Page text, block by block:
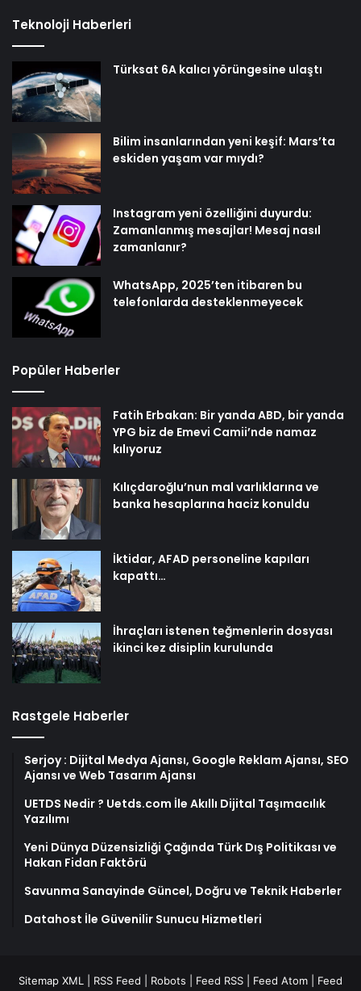
Teknoloji Haberleri
Türksat 6A kalıcı yörüngesine ulaştı
Bilim insanlarından yeni keşif: Mars’ta
eskiden yaşam var mıydı?
Instagram yeni özelliğini duyurdu:
Zamanlanmış mesajlar! Mesaj nasıl
zamanlanır?
WhatsApp, 2025’ten itibaren bu
telefonlarda desteklenmeyecek
Popüler Haberler
Fatih Erbakan: Bir yanda ABD, bir yanda
YPG biz de Emevi Camii’nde namaz
kılıyoruz
Kılıçdaroğlu’nun mal varlıklarına ve
banka hesaplarına haciz konuldu
İktidar, AFAD personeline kapıları
kapattı…
İhraçları istenen teğmenlerin dosyası
ikinci kez disiplin kurulunda
Rastgele Haberler
Serjoy : Dijital Medya Ajansı, Google Reklam Ajansı, SEO
Ajansı ve Web Tasarım Ajansı
UETDS Nedir ? Uetds.com İle Akıllı Dijital Taşımacılık
Yazılımı
Yeni Dünya Düzensizliği Çağında Türk Dış Politikası ve
Hakan Fidan Faktörü
Savunma Sanayinde Güncel, Doğru ve Teknik Haberler
Datahost İle Güvenilir Sunucu Hizmetleri
Sitemap XML RSS Feed Robots Feed RSS Feed Atom Feed